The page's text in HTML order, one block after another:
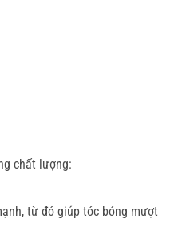
chất lượng:
từ đó giúp tóc bóng mượt